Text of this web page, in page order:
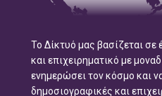
Το Δίκτυό μας βασίζεται
και επιχειρηματικό με
ενημερώσει τον κόσμο και
δημοσιογραφικές και